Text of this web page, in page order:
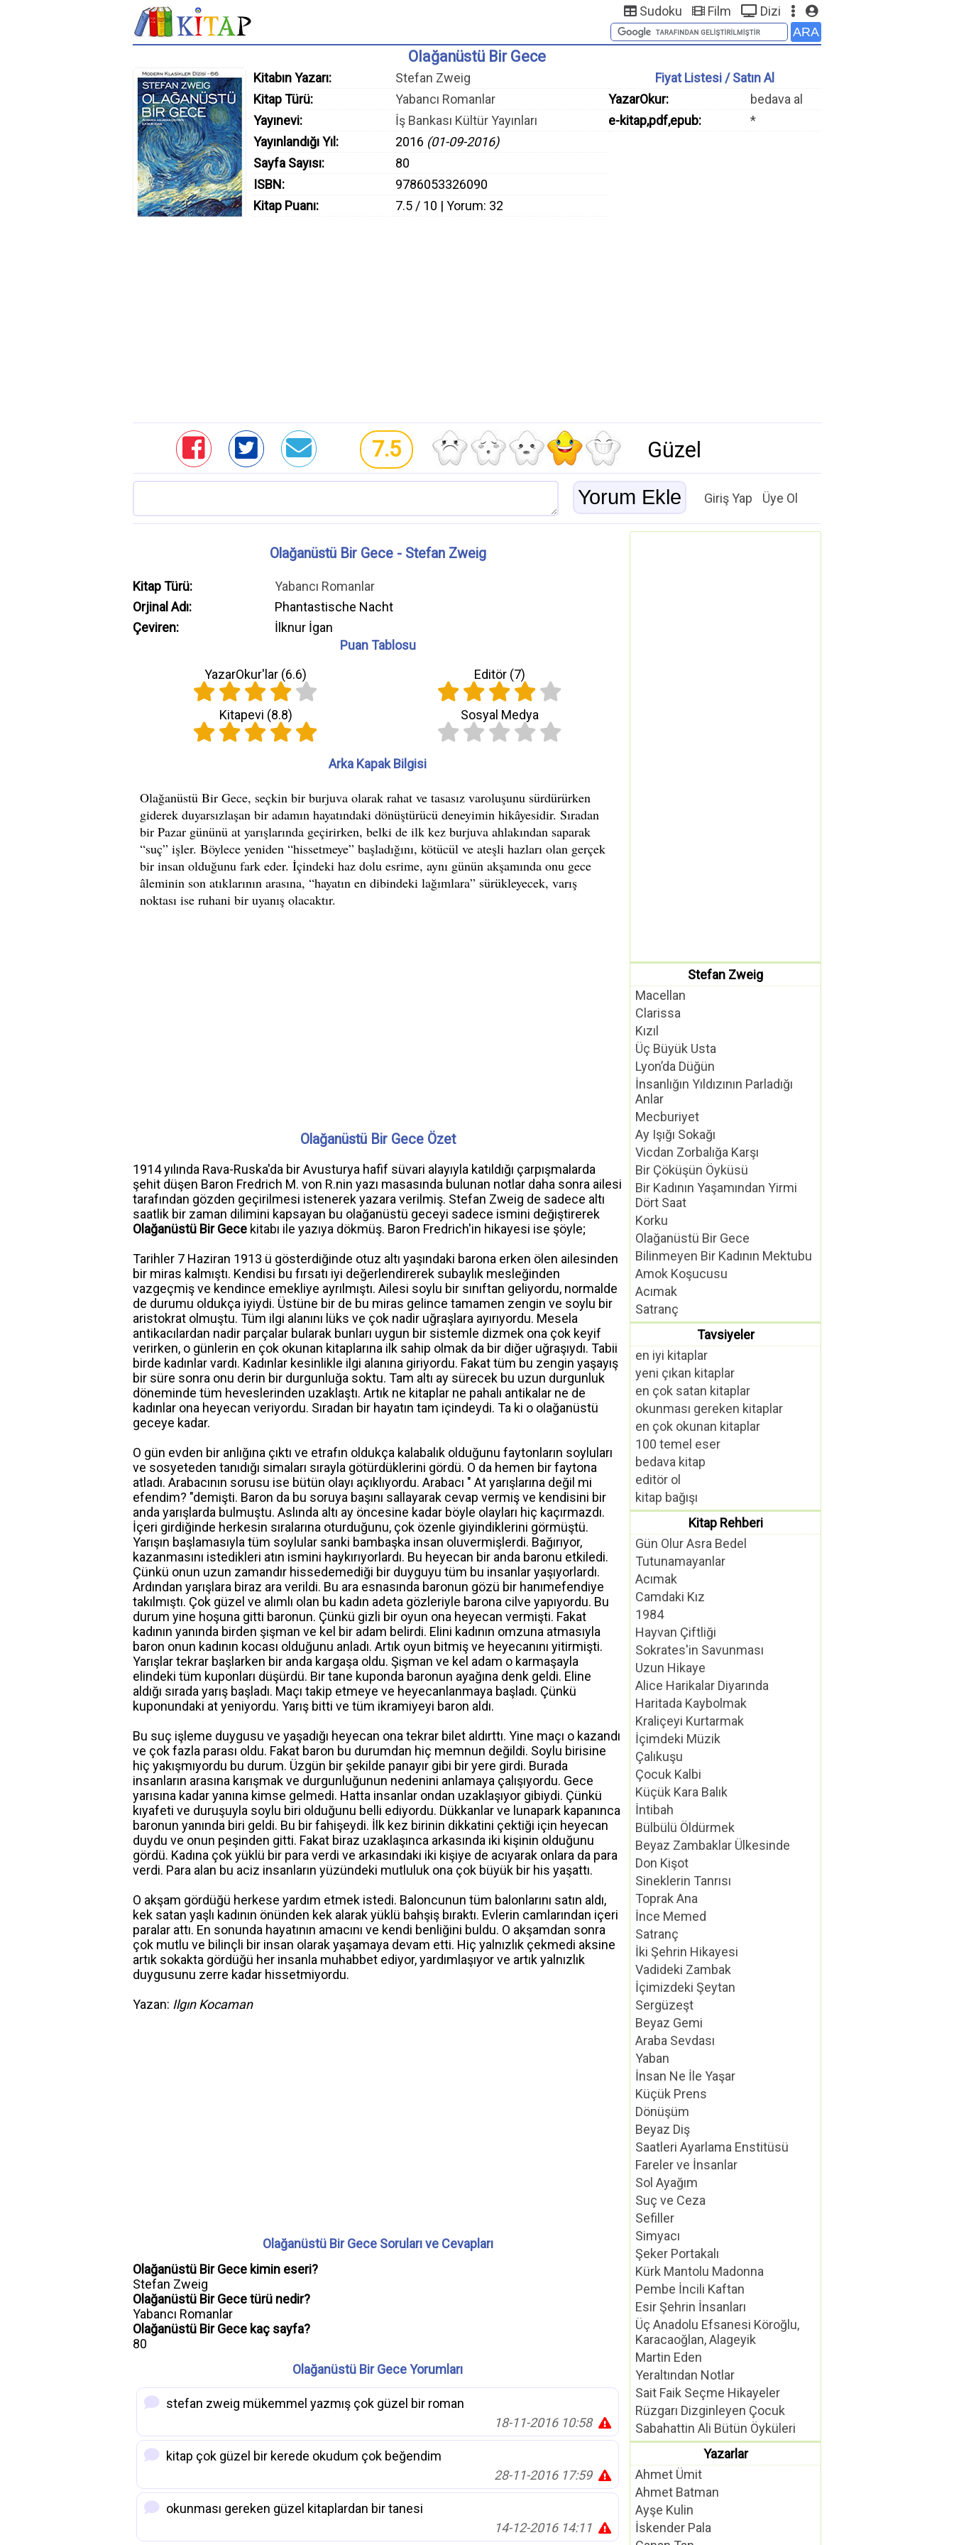
Sudoku Film Dizi
Olağanüstü Bir Gece
Kitabın Yazarı:
Stefan Zweig
Kitap Türü:
Yabancı Romanlar
Yayınevi:
İş Bankası Kültür Yayınları
Yayınlandığı Yıl:
2016 (01-09-2016)
Sayfa Sayısı:
80
ISBN:
9786053326090
Kitap Puanı:
7.5 / 10 | Yorum: 32
Fiyat Listesi / Satın Al
YazarOkur:
bedava al
e-kitap,pdf,epub:
*
7.5 Güzel
Giriş Yap Üye Ol
Olağanüstü Bir Gece - Stefan Zweig
Kitap Türü:
Yabancı Romanlar
Orjinal Adı:
Phantastische Nacht
Çeviren:
İlknur İgan
Puan Tablosu
YazarOkur'lar (6.6) Editör (7)
Kitapevi (8.8) Sosyal Medya
Arka Kapak Bilgisi
Olağanüstü Bir Gece Özet
1914 yılında Rava-Ruska'da bir Avusturya hafif süvari alayıyla katıldığı çarpışmalarda
şehit düşen Baron Fredrich M. von R.nin yazı masasında bulunan notlar daha sonra ailesi
tarafından gözden geçirilmesi istenerek yazara verilmiş. Stefan Zweig de sadece altı
saatlik bir zaman dilimini kapsayan bu olağanüstü geceyi sadece ismini değiştirerek
Olağanüstü Bir Gece kitabı ile yazıya dökmüş. Baron Fredrich'in hikayesi ise şöyle;
Tarihler 7 Haziran 1913 ü gösterdiğinde otuz altı yaşındaki barona erken ölen ailesinden
bir miras kalmıştı. Kendisi bu fırsatı iyi değerlendirerek subaylık mesleğinden
vazgeçmiş ve kendince emekliye ayrılmıştı. Ailesi soylu bir sınıftan geliyordu, normalde
de durumu oldukça iyiydi. Üstüne bir de bu miras gelince tamamen zengin ve soylu bir
aristokrat olmuştu. Tüm ilgi alanını lüks ve çok nadir uğraşlara ayırıyordu. Mesela
antikacılardan nadir parçalar bularak bunları uygun bir sistemle dizmek ona çok keyif
verirken, o günlerin en çok okunan kitaplarına ilk sahip olmak da bir diğer uğraşıydı. Tabii
birde kadınlar vardı. Kadınlar kesinlikle ilgi alanına giriyordu. Fakat tüm bu zengin yaşayış
bir süre sonra onu derin bir durgunluğa soktu. Tam altı ay sürecek bu uzun durgunluk
döneminde tüm heveslerinden uzaklaştı. Artık ne kitaplar ne pahalı antikalar ne de
kadınlar ona heyecan veriyordu. Sıradan bir hayatın tam içindeydi. Ta ki o olağanüstü
geceye kadar.
O gün evden bir anlığına çıktı ve etrafın oldukça kalabalık olduğunu faytonların soyluları
ve sosyeteden tanıdığı simaları sırayla götürdüklerini gördü. O da hemen bir faytona
atladı. Arabacının sorusu ise bütün olayı açıklıyordu. Arabacı " At yarışlarına değil mi
efendim? "demişti. Baron da bu soruya başını sallayarak cevap vermiş ve kendisini bir
anda yarışlarda bulmuştu. Aslında altı ay öncesine kadar böyle olayları hiç kaçırmazdı.
İçeri girdiğinde herkesin sıralarına oturduğunu, çok özenle giyindiklerini görmüştü.
Yarışın başlamasıyla tüm soylular sanki bambaşka insan oluvermişlerdi. Bağırıyor,
kazanmasını istedikleri atın ismini haykırıyorlardı. Bu heyecan bir anda baronu etkiledi.
Çünkü onun uzun zamandır hissedemediği bir duyguyu tüm bu insanlar yaşıyorlardı.
Ardından yarışlara biraz ara verildi. Bu ara esnasında baronun gözü bir hanımefendiye
takılmıştı. Çok güzel ve alımlı olan bu kadın adeta gözleriyle barona cilve yapıyordu. Bu
durum yine hoşuna gitti baronun. Çünkü gizli bir oyun ona heyecan vermişti. Fakat
kadının yanında birden şişman ve kel bir adam belirdi. Elini kadının omzuna atmasıyla
baron onun kadının kocası olduğunu anladı. Artık oyun bitmiş ve heyecanını yitirmişti.
Yarışlar tekrar başlarken bir anda kargaşa oldu. Şişman ve kel adam o karmaşayla
elindeki tüm kuponları düşürdü. Bir tane kuponda baronun ayağına denk geldi. Eline
aldığı sırada yarış başladı. Maçı takip etmeye ve heyecanlanmaya başladı. Çünkü
kuponundaki at yeniyordu. Yarış bitti ve tüm ikramiyeyi baron aldı.
Bu suç işleme duygusu ve yaşadığı heyecan ona tekrar bilet aldırttı. Yine maçı o kazandı
ve çok fazla parası oldu. Fakat baron bu durumdan hiç memnun değildi. Soylu birisine
hiç yakışmıyordu bu durum. Üzgün bir şekilde panayır gibi bir yere girdi. Burada
insanların arasına karışmak ve durgunluğunun nedenini anlamaya çalışıyordu. Gece
yarısına kadar yanına kimse gelmedi. Hatta insanlar ondan uzaklaşıyor gibiydi. Çünkü
kıyafeti ve duruşuyla soylu biri olduğunu belli ediyordu. Dükkanlar ve lunapark kapanınca
baronun yanında biri geldi. Bu bir fahişeydi. İlk kez birinin dikkatini çektiği için heyecan
duydu ve onun peşinden gitti. Fakat biraz uzaklaşınca arkasında iki kişinin olduğunu
gördü. Kadına çok yüklü bir para verdi ve arkasındaki iki kişiye de acıyarak onlara da para
verdi. Para alan bu aciz insanların yüzündeki mutluluk ona çok büyük bir his yaşattı.
O akşam gördüğü herkese yardım etmek istedi. Baloncunun tüm balonlarını satın aldı,
kek satan yaşlı kadının önünden kek alarak yüklü bahşiş bıraktı. Evlerin camlarından içeri
paralar attı. En sonunda hayatının amacını ve kendi benliğini buldu. O akşamdan sonra
çok mutlu ve bilinçli bir insan olarak yaşamaya devam etti. Hiç yalnızlık çekmedi aksine
artık sokakta gördüğü her insanla muhabbet ediyor, yardımlaşıyor ve artık yalnızlık
duygusunu zerre kadar hissetmiyordu.
Yazan: Ilgın Kocaman
Olağanüstü Bir Gece Soruları ve Cevapları
Olağanüstü Bir Gece kimin eseri?
Stefan Zweig
Olağanüstü Bir Gece türü nedir?
Yabancı Romanlar
Olağanüstü Bir Gece kaç sayfa?
80
Olağanüstü Bir Gece Yorumları
stefan zweig mükemmel yazmış çok güzel bir roman
18-11-2016 10:58
kitap çok güzel bir kerede okudum çok beğendim
28-11-2016 17:59
okunması gereken güzel kitaplardan bir tanesi
14-12-2016 14:11
Stefan Zweig
Macellan
Clarissa
Kızıl
Üç Büyük Usta
Lyon’da Düğün
İnsanlığın Yıldızının Parladığı
Anlar
Mecburiyet
Ay Işığı Sokağı
Vicdan Zorbalığa Karşı
Bir Çöküşün Öyküsü
Bir Kadının Yaşamından Yirmi
Dört Saat
Korku
Olağanüstü Bir Gece
Bilinmeyen Bir Kadının Mektubu
Amok Koşucusu
Acımak
Satranç
Tavsiyeler
en iyi kitaplar
yeni çıkan kitaplar
en çok satan kitaplar
okunması gereken kitaplar
en çok okunan kitaplar
100 temel eser
bedava kitap
editör ol
kitap bağışı
Kitap Rehberi
Gün Olur Asra Bedel
Tutunamayanlar
Acımak
Camdaki Kız
1984
Hayvan Çiftliği
Sokrates'in Savunması
Uzun Hikaye
Alice Harikalar Diyarında
Haritada Kaybolmak
Kraliçeyi Kurtarmak
İçimdeki Müzik
Çalıkuşu
Çocuk Kalbi
Küçük Kara Balık
İntibah
Bülbülü Öldürmek
Beyaz Zambaklar Ülkesinde
Don Kişot
Sineklerin Tanrısı
Toprak Ana
İnce Memed
Satranç
İki Şehrin Hikayesi
Vadideki Zambak
İçimizdeki Şeytan
Sergüzeşt
Beyaz Gemi
Araba Sevdası
Yaban
İnsan Ne İle Yaşar
Küçük Prens
Dönüşüm
Beyaz Diş
Saatleri Ayarlama Enstitüsü
Fareler ve İnsanlar
Sol Ayağım
Suç ve Ceza
Sefiller
Simyacı
Şeker Portakalı
Kürk Mantolu Madonna
Pembe İncili Kaftan
Esir Şehrin İnsanları
Üç Anadolu Efsanesi Köroğlu,
Karacaoğlan, Alageyik
Martin Eden
Yeraltından Notlar
Sait Faik Seçme Hikayeler
Rüzgarı Dizginleyen Çocuk
Sabahattin Ali Bütün Öyküleri
Yazarlar
Ahmet Ümit
Ahmet Batman
Ayşe Kulin
İskender Pala